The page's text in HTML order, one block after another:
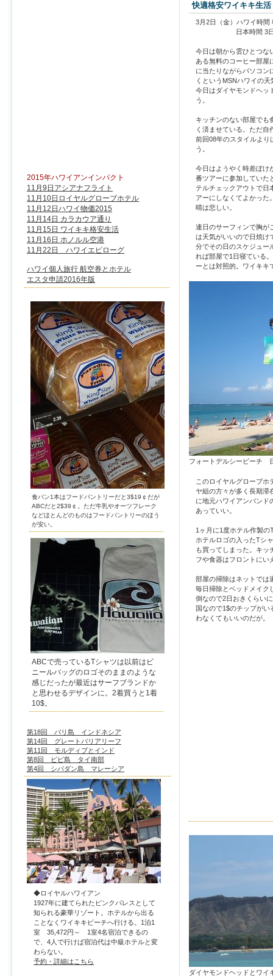
快適格安ワイキキ生
3月2日（金）ハワイ時間
日本時間 3日深
今日は朝から雲ひとつな
ある無料のコーヒー部屋
に当たりながらパソコン
くというMSNハワイの
今日はダイヤモンドヘッ
う。
キッチンのない部屋でも
く済ませている。ただ
前回08年のスタイルより
う。
今日はようやく時差ぼけ
番ツアーに参加していた
テルチェックアウトで日
アーにしなくてよかった
晴は悲しい。
連日のサーフィンで胸が
は天気がいいので日焼け
分でその日のスケジュー
れば部屋で1日寝ている
ーとは対照的。ワイキキ
フォートデルシービーチ
このロイヤルグローブホ
ヤ組の方々が多く長期滞
に地元ハワイアンバンド
あっていい。
1ヶ月に1度ホテル作製
ホテルロゴの入ったTシ
も買ってしまった。キッ
フや食器はフロントにい
部屋の掃除はネットでは
毎日掃除とベッドメイク
倒なので2日おきくらい
国なので1$のチップが
わなくてもいいのだが。
ダイヤモンドヘッドとワイ
2015年ハワイアンインパクト
11月9日アシアナフライト
11月10日ロイヤルグローブホテル
11月12日ハワイ物価2015
11月14日 カラカウア通り
11月15日 ワイキキ格安生活
11月16日 ホノルル空港
11月22日 ハワイエピローグ
ハワイ個人旅行 航空券とホテル
エスタ申請2016年版
食パン1本はフードパントリーだと3$19￠だが
ABCだと2$39￠。ただ牛乳やオーツフレーク
などほとんどのものはフードパントリーのほう
が安い。
ABCで売っているTシャツは以前はビ
ニールバッグのロゴそのままのような
感じだったが最近はサーフブランドか
と思わせるデザインに。2着買うと1着
10$。
第18回 バリ島 インドネシア
第14回 グレートバリアリーフ
第11回 モルディブとインド
第8回 ピピ島 タイ南部
第4回 シパダン島 マレーシア
◆ロイヤルハワイアン
1927年に建てられたピンクパレスとして
知られる豪華リゾート。ホテルから出る
ことなくワイキキビーチへ行ける。1泊1
室 35,472円～ 1室4名宿泊できるの
で、4人で行けば宿泊代は中級ホテルと変
わらない。
予約・詳細はこちら